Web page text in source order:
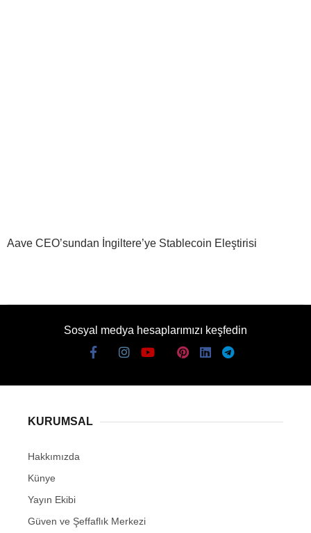
Aave CEO’sundan İngiltere’ye Stablecoin Eleştirisi
Sosyal medya hesaplarımızı keşfedin
KURUMSAL
Hakkımızda
Künye
Yayın Ekibi
Güven ve Şeffaflık Merkezi